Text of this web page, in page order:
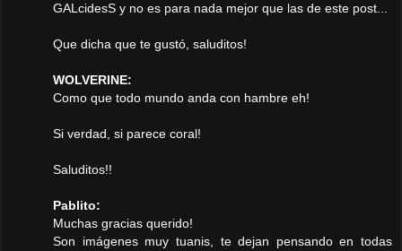
GALcidesS y no es para nada mejor que las de este post...
Que dicha que te gustó, saluditos!
WOLVERINE:
Como que todo mundo anda con hambre eh!
Si verdad, si parece coral!
Saluditos!!
Pablito:
Muchas gracias querido!
Son imágenes muy tuanis, te dejan pensando en todas